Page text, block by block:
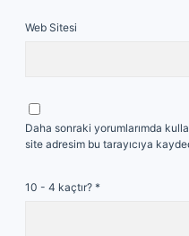
Web Sitesi
Daha sonraki yorumlarımda
site adresim bu tarayıcıya
10 - 4 kaçtır? *